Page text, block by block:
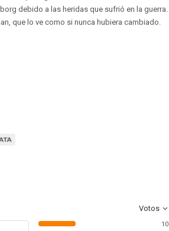
debido a las heridas que sufrió en la guerra.
que lo ve como si nunca hubiera cambiado.
Votos
10